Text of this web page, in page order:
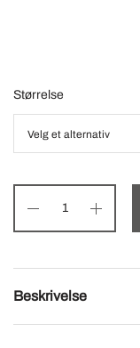
Størrelse
Beskrivelse